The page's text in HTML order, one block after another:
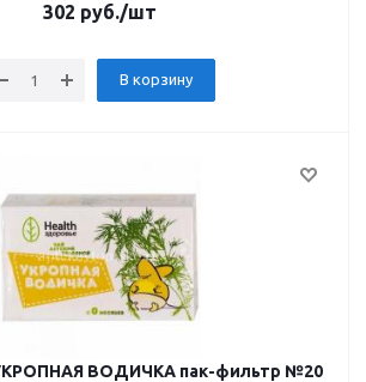
302 руб./шт
В корзину
ВОДИЧКА пак-фильтр №20